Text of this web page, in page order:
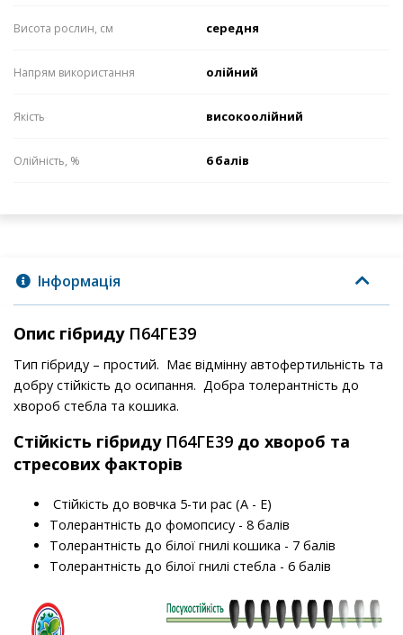
Висота рослин, см середня
Напрям використання олійний
Якість високоолійний
Олійність, % 6 балів
Інформація
Опис гібриду П64ГЕ39
Тип гібриду – простий. Має відмінну автофертильність та
добру стійкість до осипання. Добра толерантність до
хвороб стебла та кошика.
Стійкість гібриду П64ГЕ39 до хвороб та
стресових факторів
Стійкість до вовчка 5-ти рас (А - Е)
Толерантність до фомопсису - 8 балів
Толерантність до білої гнилі кошика - 7 балів
Толерантність до білої гнилі стебла - 6 балів